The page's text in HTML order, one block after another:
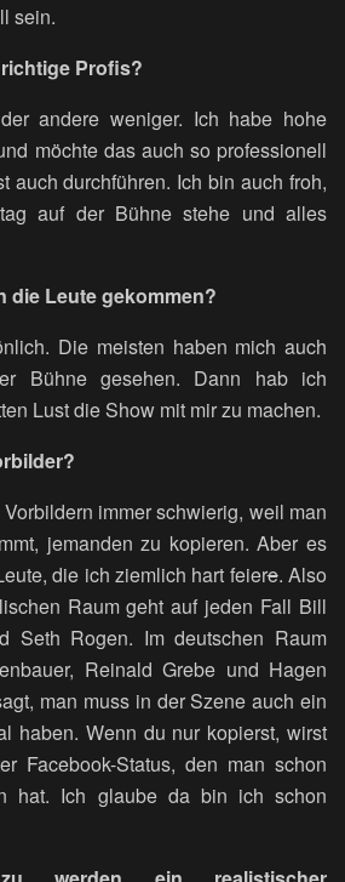
sein.
Profis?
andere weniger. Ich habe hohe
möchte das auch so professionell
auch durchführen. Ich bin auch froh,
auf der Bühne stehe und alles
die Leute gekommen?
Die meisten haben mich auch
Bühne gesehen. Dann hab ich
Lust die Show mit mir zu machen.
immer schwierig, weil man
jemanden zu kopieren. Aber es
die ich ziemlich hart feiere. Also
Raum geht auf jeden Fall Bill
Seth Rogen. Im deutschen Raum
Reinald Grebe und Hagen
man muss in der Szene auch ein
haben. Wenn du nur kopierst, wirst
Facebook-Status, den man schon
hat. Ich glaube da bin ich schon